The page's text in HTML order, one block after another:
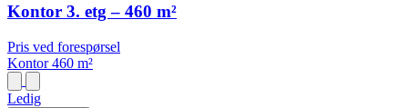
Kontor 3. etg – 460 m²
Pris ved forespørsel
Kontor 460 m²
Ledig